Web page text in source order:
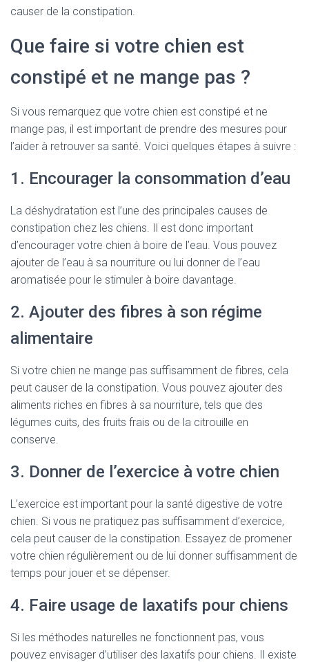
causer de la constipation.
Que faire si votre chien est
constipé et ne mange pas ?
Si vous remarquez que votre chien est constipé et ne
mange pas, il est important de prendre des mesures pour
l’aider à retrouver sa santé. Voici quelques étapes à suivre :
1. Encourager la consommation d’eau
La déshydratation est l’une des principales causes de
constipation chez les chiens. Il est donc important
d’encourager votre chien à boire de l’eau. Vous pouvez
ajouter de l’eau à sa nourriture ou lui donner de l’eau
aromatisée pour le stimuler à boire davantage.
2. Ajouter des fibres à son régime
alimentaire
Si votre chien ne mange pas suffisamment de fibres, cela
peut causer de la constipation. Vous pouvez ajouter des
aliments riches en fibres à sa nourriture, tels que des
légumes cuits, des fruits frais ou de la citrouille en
conserve.
3. Donner de l’exercice à votre chien
L’exercice est important pour la santé digestive de votre
chien. Si vous ne pratiquez pas suffisamment d’exercice,
cela peut causer de la constipation. Essayez de promener
votre chien régulièrement ou de lui donner suffisamment de
temps pour jouer et se dépenser.
4. Faire usage de laxatifs pour chiens
Si les méthodes naturelles ne fonctionnent pas, vous
pouvez envisager d’utiliser des laxatifs pour chiens. Il existe